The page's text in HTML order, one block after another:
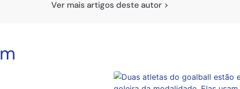
Ver mais artigos deste autor >